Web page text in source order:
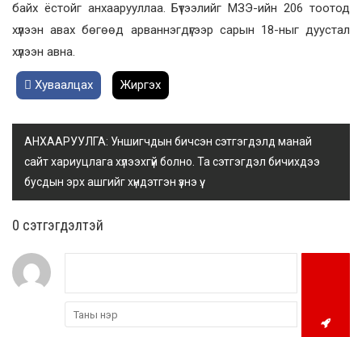
байх ёстойг анхаарууллаа. Бүтээлийг МЗЭ-ийн 206 тоотод
хүлээн авах бөгөөд арваннэгдүгээр сарын 18-ныг дуустал
хүлээн авна.
Хуваалцах Жиргэх
АНХААРУУЛГА: Уншигчдын бичсэн сэтгэгдэлд манай
сайт хариуцлага хүлээхгүй болно. Та сэтгэгдэл бичихдээ
бусдын эрх ашгийг хүндэтгэн үзнэ үү.
0 cэтгэгдэлтэй